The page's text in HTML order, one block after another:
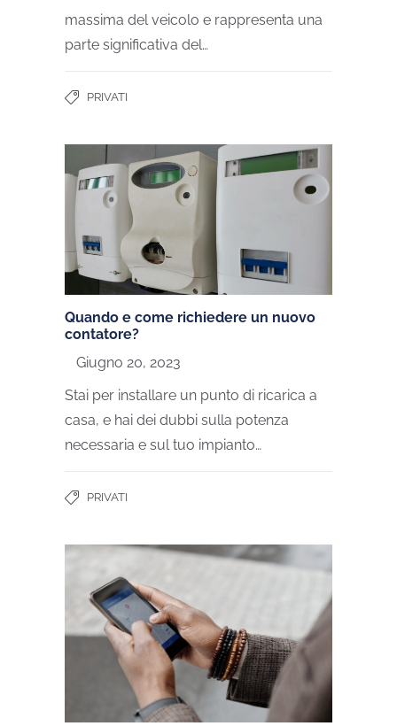
massima del veicolo e rappresenta una
parte significativa del…
PRIVATI
Quando e come richiedere un nuovo
contatore?
Giugno 20, 2023
Stai per installare un punto di ricarica a
casa, e hai dei dubbi sulla potenza
necessaria e sul tuo impianto…
PRIVATI